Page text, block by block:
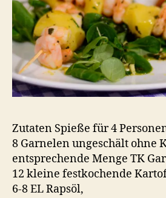
Zutaten Spieße für 4
8 Garnelen ungeschält ohne
entsprechende Menge TK
12 kleine festkochende
6-8 EL Rapsöl,